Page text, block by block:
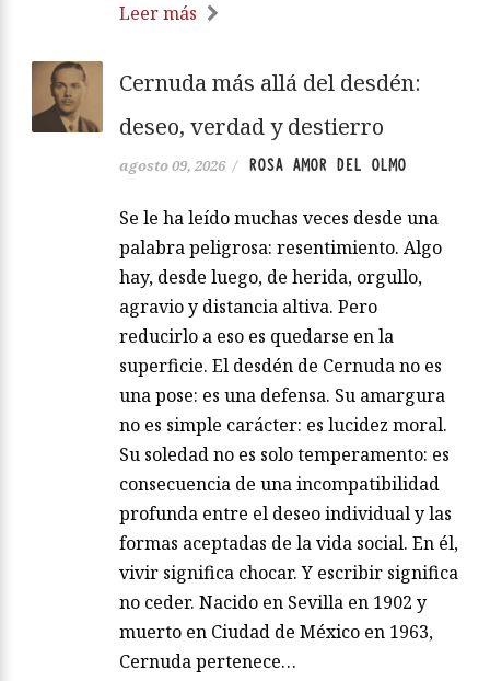
Leer más
Cernuda más allá del desdén:
deseo, verdad y destierro
agosto 09, 2026 / ROSA AMOR DEL OLMO
Se le ha leído muchas veces desde una
palabra peligrosa: resentimiento. Algo
hay, desde luego, de herida, orgullo,
agravio y distancia altiva. Pero
reducirlo a eso es quedarse en la
superficie. El desdén de Cernuda no es
una pose: es una defensa. Su amargura
no es simple carácter: es lucidez moral.
Su soledad no es solo temperamento: es
consecuencia de una incompatibilidad
profunda entre el deseo individual y las
formas aceptadas de la vida social. En él,
vivir significa chocar. Y escribir significa
no ceder. Nacido en Sevilla en 1902 y
muerto en Ciudad de México en 1963,
Cernuda pertenece…